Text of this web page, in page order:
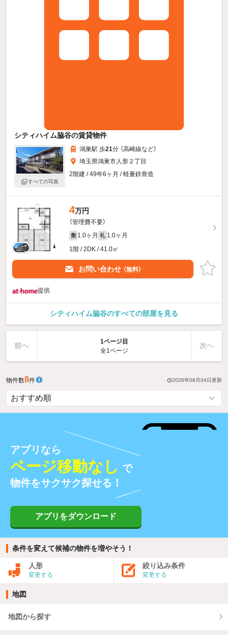
シティハイム脇谷の賃貸物件
すべての写真
鴻巣駅 歩21分 （高崎線など）
埼玉県鴻巣市人形２丁目
2階建 / 49年6ヶ月 / 軽量鉄骨造
4万円
（管理費不要）
敷 1.0ヶ月 礼 1.0ヶ月
1階 / 2DK / 41.0㎡
お問い合わせ （無料）
提供
シティハイム脇谷のすべての部屋を見る
前へ
1ページ目
全1ページ
次へ
物件数8件 2026年08月04日更新
アプリなら
ページ移動なし で
物件をサクサク探せる！
アプリをダウンロード
条件を変えて候補の物件を増やそう！
人形
変更する
絞り込み条件
変更する
地図
地図から探す